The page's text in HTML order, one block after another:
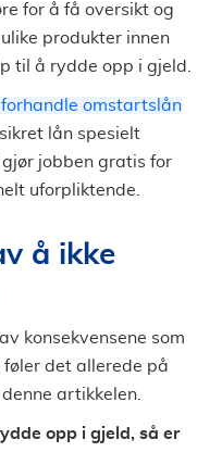
for å få oversikt og
produkter innen
til å rydde opp i gjeld.
forhandle omstartslån
lån spesielt
jobben gratis for
uforpliktende.
å ikke
konsekvensene som
det allerede på
artikkelen.
opp i gjeld, så er